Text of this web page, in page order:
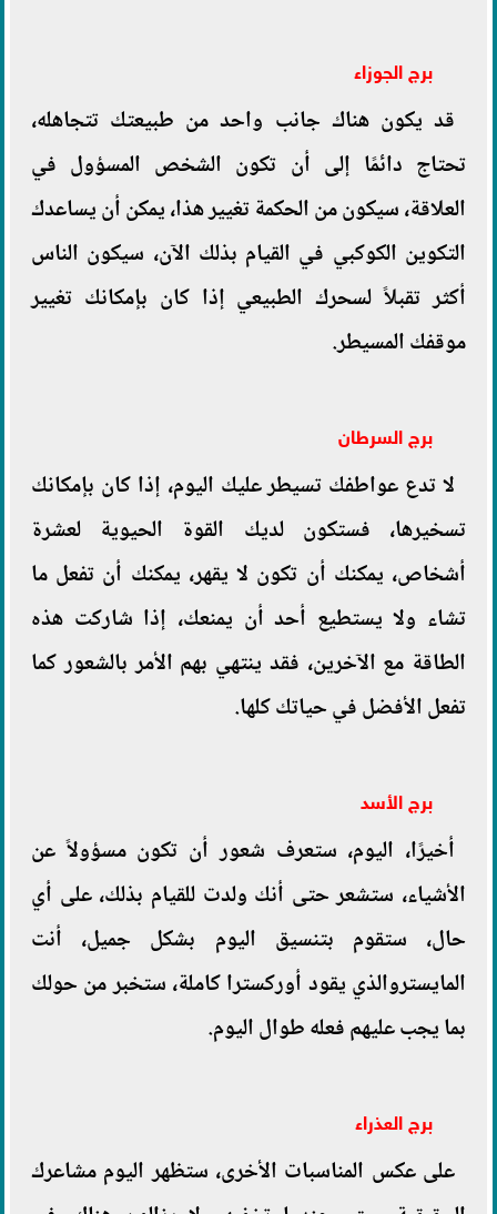
برج الجوزاء
قد يكون هناك جانب واحد من طبيعتك تتجاهله،
تحتاج دائمًا إلى أن تكون الشخص المسؤول في
العلاقة، سيكون من الحكمة تغيير هذا، يمكن أن يساعدك
التكوين الكوكبي في القيام بذلك الآن، سيكون الناس
أكثر تقبلاً لسحرك الطبيعي إذا كان بإمكانك تغيير
موقفك المسيطر.
برج السرطان
لا تدع عواطفك تسيطر عليك اليوم، إذا كان بإمكانك
تسخيرها، فستكون لديك القوة الحيوية لعشرة
أشخاص، يمكنك أن تكون لا يقهر، يمكنك أن تفعل ما
تشاء ولا يستطيع أحد أن يمنعك، إذا شاركت هذه
الطاقة مع الآخرين، فقد ينتهي بهم الأمر بالشعور كما
تفعل الأفضل في حياتك كلها.
برج الأسد
أخيرًا، اليوم، ستعرف شعور أن تكون مسؤولاً عن
الأشياء، ستشعر حتى أنك ولدت للقيام بذلك، على أي
حال، ستقوم بتنسيق اليوم بشكل جميل، أنت
المايستروالذي يقود أوركسترا كاملة، ستخبر من حولك
بما يجب عليهم فعله طوال اليوم.
برج العذراء
على عكس المناسبات الأخرى، ستظهر اليوم مشاعرك